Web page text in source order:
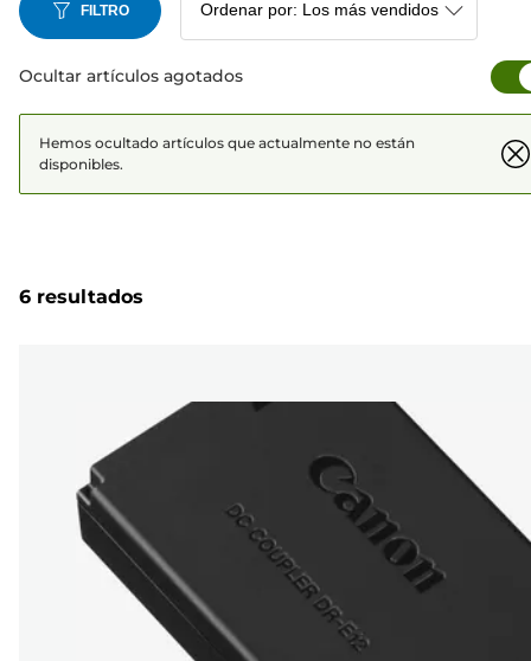
FILTRO
Ocultar artículos agotados
Hemos ocultado artículos que actualmente no están
disponibles.
6 resultados